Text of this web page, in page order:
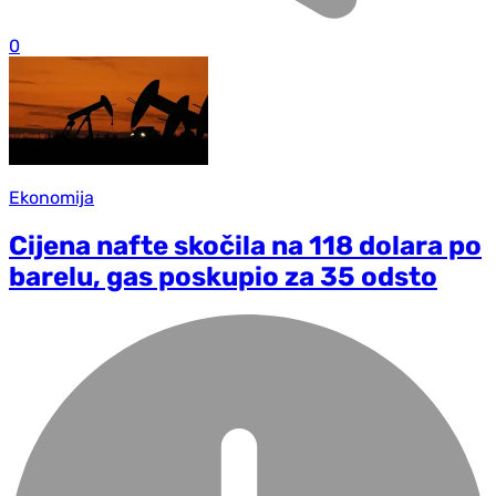
0
Ekonomija
Cijena nafte skočila na 118 dolara po
barelu, gas poskupio za 35 odsto